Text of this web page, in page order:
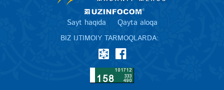
Sayt haqida Qayta aloqa
BIZ IJTIMOIY TARMOQLARDA: